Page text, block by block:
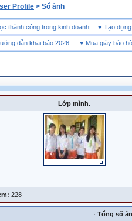
Profile > Sổ ảnh
học thành công trong kinh doanh♥Tạo
dẫn khai báo 2026♥ Mua giày bảo hộ
Lớp mình.
228
· Tổng số